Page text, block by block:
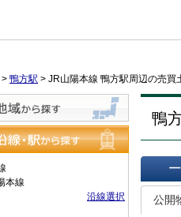
> 鴨方駅 > JR山陽本線 鴨方駅周辺の売買
ら探す
駅から探す
本線
沿線選択
鴨
一覧で
公開